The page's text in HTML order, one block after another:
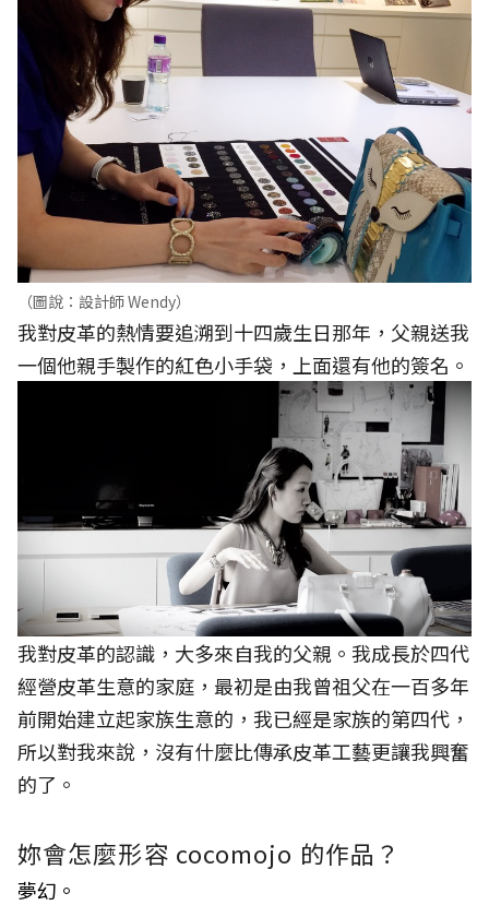
（圖說：設計師 Wendy）
我對皮革的熱情要追溯到十四歲生日那年，父親送我
一個他親手製作的紅色小手袋，上面還有他的簽名。
我對皮革的認識，大多來自我的父親。我成長於四代
經營皮革生意的家庭，最初是由我曾祖父在一百多年
前開始建立起家族生意的，我已經是家族的第四代，
所以對我來說，沒有什麼比傳承皮革工藝更讓我興奮
的了。
妳會怎麼形容 cocomojo 的作品？
夢幻。